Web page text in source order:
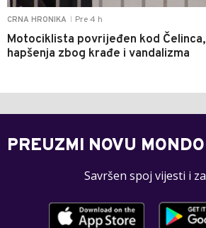
CRNA HRONIKA Pre 4 h
Motociklista povrijeđen kod Čelinca,
hapšenja zbog krađe i vandalizma
PREUZMI NOVU
Savršen spoj vijesti i